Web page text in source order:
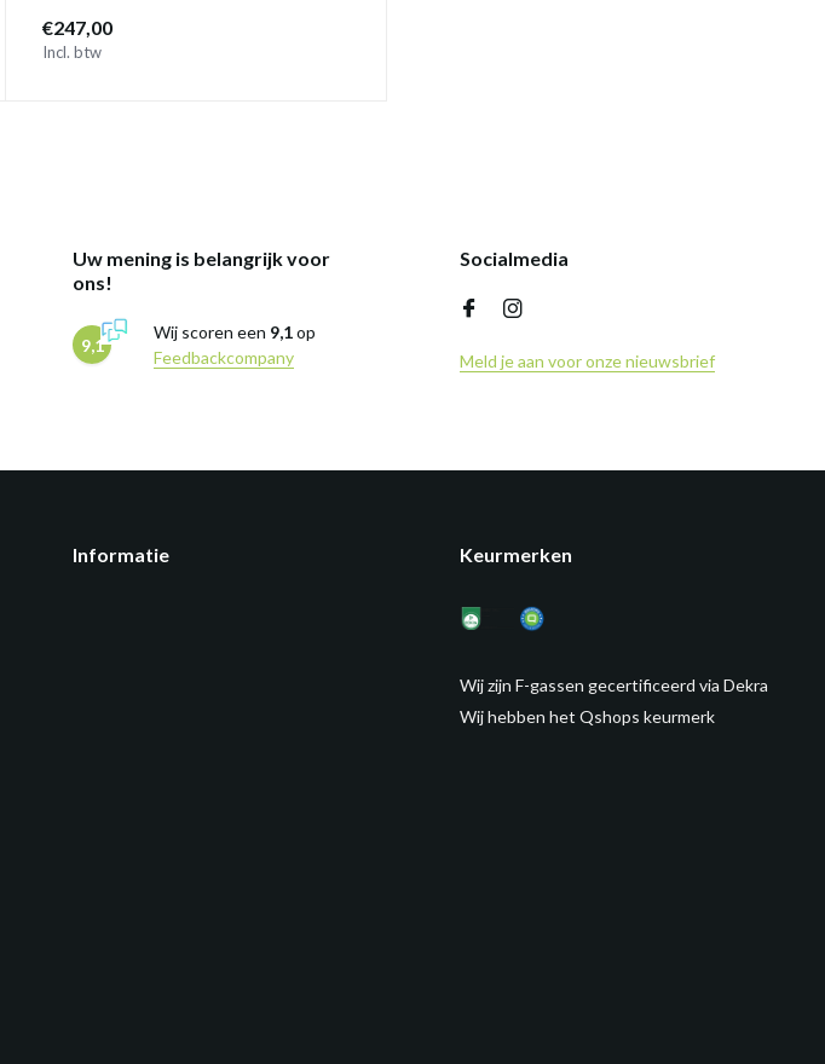
€247,00
Incl. btw
Uw mening is belangrijk voor
ons!
9,1
Wij scoren een 9,1op
Feedbackcompany
Socialmedia
Meld je aan voor onze nieuwsbrief
Informatie Keurmerken
Wij zijn F-gassen gecertificeerd via Dekra
Wij hebben het Qshops keurmerk